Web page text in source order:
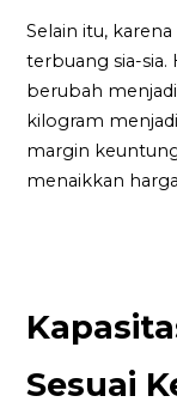
Selain itu,
terbuang sia-sia.
berubah
kilogram
margin
menaikkan
Sesuai